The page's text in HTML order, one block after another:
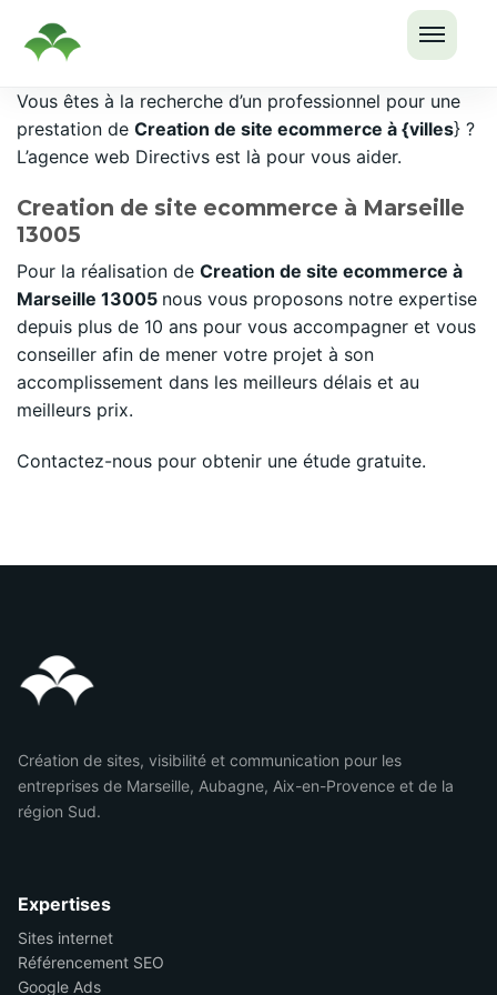
LE
Passer
au
contenu
Vous êtes à la recherche d’un professionnel pour une
prestation de Creation de site ecommerce à {villes} ?
L’agence web Directivs est là pour vous aider.
Creation de site ecommerce à Marseille
13005
Pour la réalisation de Creation de site ecommerce à
Marseille 13005 nous vous proposons notre expertise
depuis plus de 10 ans pour vous accompagner et vous
conseiller afin de mener votre projet à son
accomplissement dans les meilleurs délais et au
meilleurs prix.
Contactez-nous pour obtenir une étude gratuite.
Création de sites, visibilité et communication pour les
entreprises de Marseille, Aubagne, Aix-en-Provence et de la
région Sud.
Expertises
Sites internet
Référencement SEO
Google Ads